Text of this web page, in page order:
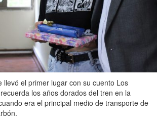
llevó el primer lugar con su cuento Los
los años dorados del tren en la
era el principal medio de transporte de